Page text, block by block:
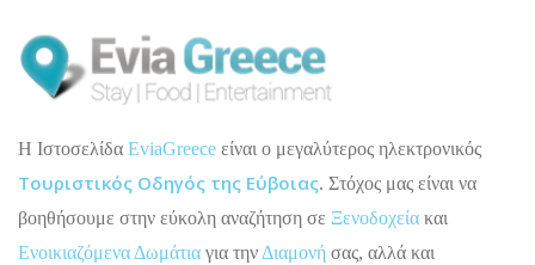
H Ιστοσελίδα EviaGreece είναι ο μεγαλύτερος ηλεκτρονικός
Τουριστικός Οδηγός της Εύβοιας. Στόχος μας είναι να
βοηθήσουμε στην εύκολη αναζήτηση σε Ξενοδοχεία και
Ενοικιαζόμενα Δωμάτια για την Διαμονή σας, αλλά και